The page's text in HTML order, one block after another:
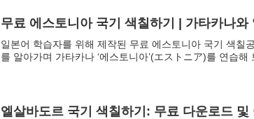
무료 에스토니아 국기 색칠하기 | 가타카나와
일본어 학습자를 위해 제작된 무료 에스토니아 국기 색칠
를 알아가며 가타카나 ‘에스토니아’(エストニア)를 연습
엘살바도르 국기 색칠하기: 무료 다운로드